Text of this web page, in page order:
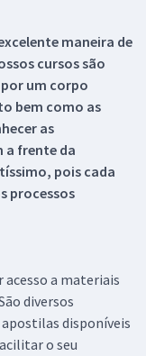
maneira de
cursos são
um corpo
bem como as
as
a frente da
pois cada
processos
acesso a materiais
diversos
disponíveis
o seu